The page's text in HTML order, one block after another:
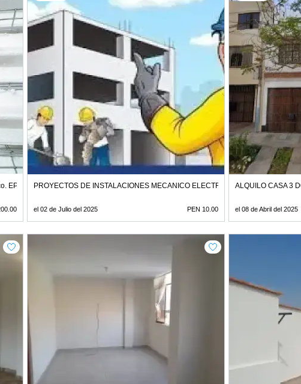
EPSOBSPROYECTOS DE INSTALACIONES MECANICO ELECTRICA
el 02 de Julio del 2025 PEN 10.00
ALQUILO CASA 3
el 08 de Abril del 2025